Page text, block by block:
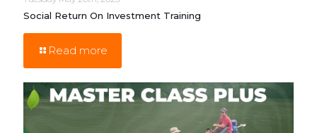
Social Return On Investment Training
Read more